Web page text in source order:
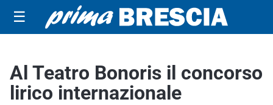
☰
Al Teatro Bonoris il concorso
lirico internazionale